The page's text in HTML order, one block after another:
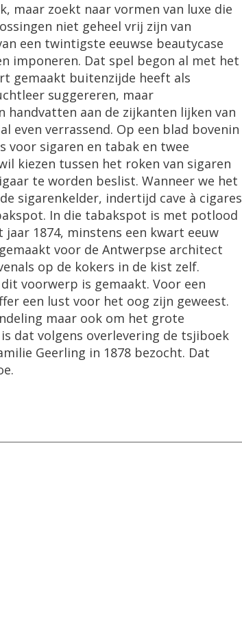
maar zoekt naar vormen van luxe die
niet geheel vrij zijn van
een twintigste eeuwse beautycase
imponeren. Dat spel begon al met het
gemaakt buitenzijde heeft als
suggereren, maar
aan de zijkanten lijken van
even verrassend. Op een blad bovenin
voor sigaren en tabak en twee
kiezen tussen het roken van sigaren
te worden beslist. Wanneer we het
sigarenkelder, indertijd cave à cigares
In die tabakspot is met potlood
1874, minstens een kwart eeuw
voor de Antwerpse architect
op de kokers in de kist zelf.
voorwerp is gemaakt. Voor een
een lust voor het oog zijn geweest.
maar ook om het grote
dat volgens overlevering de tsjiboek
Geerling in 1878 bezocht. Dat